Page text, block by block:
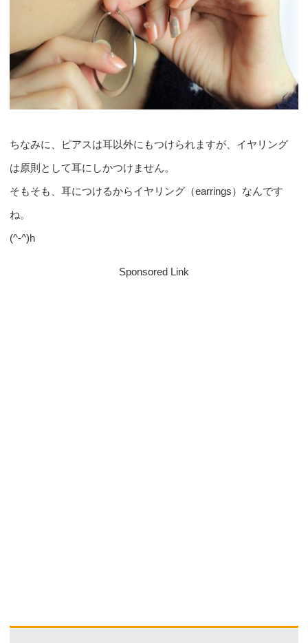
ちなみに、ピアスは耳以外にもつけられますが、イヤリング
は原則として耳にしかつけません。
そもそも、耳につけるからイヤリング（earrings）なんです
ね。
(^-^)h
Sponsored Link